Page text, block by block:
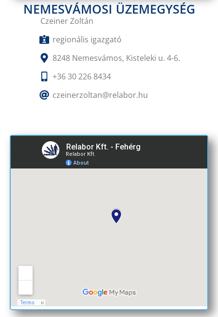
NEMESVÁMOSI ÜZEMEGYSÉG
Czeiner Zoltán
regionális igazgató
8248 Nemesvámos, Kisteleki u. 4-6.
+36 30 226 8434
czeinerzoltan@relabor.hu